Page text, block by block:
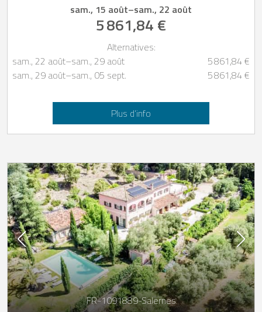
sam., 15 août–sam., 22 août
5 861,84 €
Alternatives:
sam., 22 août–sam., 29 août
5 861,84 €
sam., 29 août–sam., 05 sept. 5 861,84 €
Plus d’info
FR-1091889-Salernes